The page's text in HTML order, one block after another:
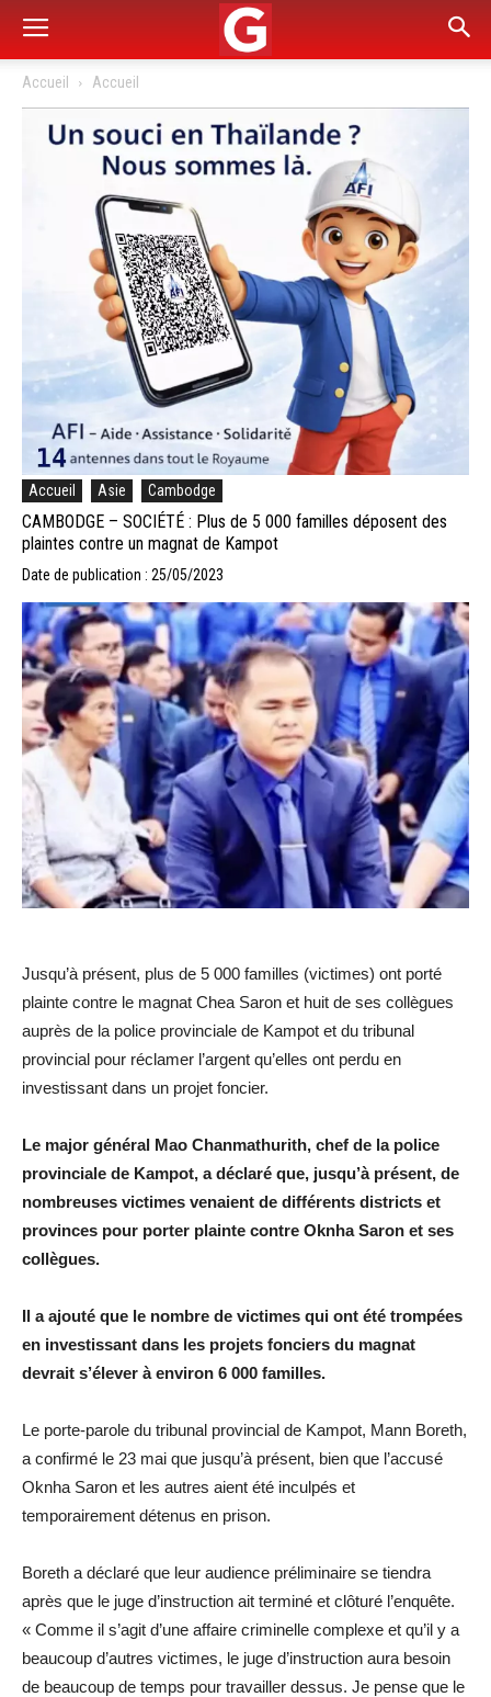
Accueil Accueil
Accueil Asie Cambodge
CAMBODGE – SOCIÉTÉ : Plus de 5 000 familles déposent des
plaintes contre un magnat de Kampot
Date de publication : 25/05/2023
Jusqu’à présent, plus de 5 000 familles (victimes) ont porté
plainte contre le magnat Chea Saron et huit de ses collègues
auprès de la police provinciale de Kampot et du tribunal
provincial pour réclamer l’argent qu’elles ont perdu en
investissant dans un projet foncier.
Le major général Mao Chanmathurith, chef de la police
provinciale de Kampot, a déclaré que, jusqu’à présent, de
nombreuses victimes venaient de différents districts et
provinces pour porter plainte contre Oknha Saron et ses
collègues.
Il a ajouté que le nombre de victimes qui ont été trompées
en investissant dans les projets fonciers du magnat
devrait s’élever à environ 6 000 familles.
Le porte-parole du tribunal provincial de Kampot, Mann Boreth,
a confirmé le 23 mai que jusqu’à présent, bien que l’accusé
Oknha Saron et les autres aient été inculpés et
temporairement détenus en prison.
Boreth a déclaré que leur audience préliminaire se tiendra
après que le juge d’instruction ait terminé et clôturé l’enquête.
« Comme il s’agit d’une affaire criminelle complexe et qu’il y a
beaucoup d’autres victimes, le juge d’instruction aura besoin
de beaucoup de temps pour travailler dessus. Je pense que le